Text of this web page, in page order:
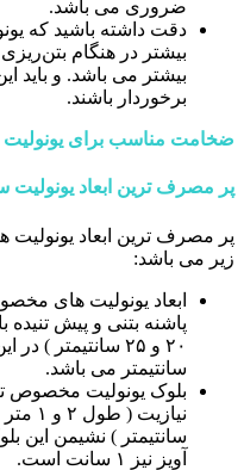
ضروری می باشد.
دقت داشته باشید که
بیشتر در هنگام
بیشتر می باشد. و باید
برخوردار باشند.
ضخامت مناسب برای
پر مصرف ترین ابعاد یونولیت
پر مصرف ترین ابعاد یونولیت
زیر می باشد:
ابعاد یونولیت های
سانتیمتر می باشد.
بلوک یونولیت مخصوص
آویز نیز ۱ سانت است.